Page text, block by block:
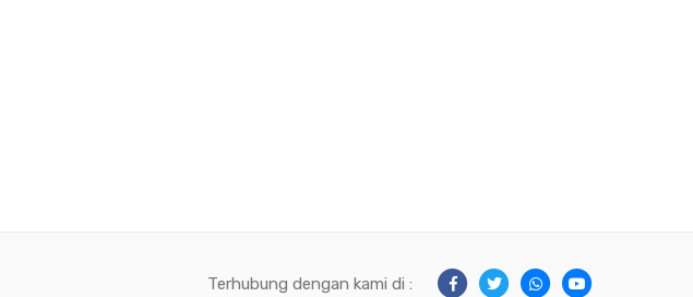
Terhubung dengan kami di :